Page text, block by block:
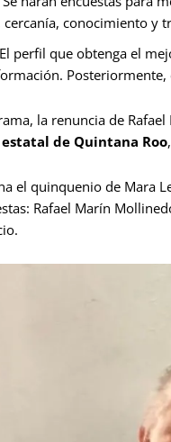
cercanía, conocimiento y
perfil que obtenga el
la renuncia de
de Quintana Roo
el quinquenio de Mara
Rafael Marín